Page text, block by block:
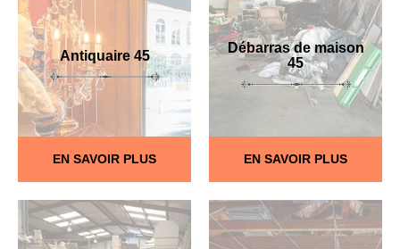
Antiquaire 45
EN SAVOIR PLUS
Débarras de maison
45
EN SAVOIR PLUS